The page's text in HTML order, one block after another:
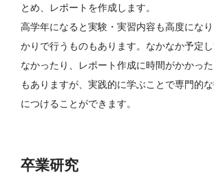
とめ、レポートを作成します。
高学年になると実験・実習内容も高度にな
かりで行うものもあります。なかなか予定
なかったり、レポート作成に時間がかかっ
もありますが、実践的に学ぶことで専門的
につけることができます。
卒業研究